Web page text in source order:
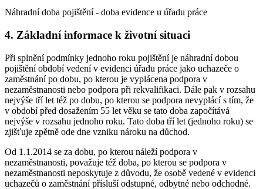
Náhradní doba pojištění - doba evidence u úřadu práce
4. Základní informace k životní situaci
Při splnění podmínky jednoho roku pojištění je náhradní dobou
pojištění období vedení v evidenci úřadu práce jako uchazeče o
zaměstnání po dobu, po kterou je vyplácena podpora v
nezaměstnanosti nebo podpora při rekvalifikaci. Dále pak v rozsahu
nejvýše tří let též po dobu, po kterou se podpora nevyplácí s tím, že
v období před dosažením 55 let věku se tato doba započítává
nejvýše v rozsahu jednoho roku. Tato doba tří let (jednoho roku) se
zjišťuje zpětně ode dne vzniku nároku na důchod.
Od 1.1.2014 se za dobu, po kterou náleží podpora v
nezaměstnanosti, považuje též doba, po kterou se podpora v
nezaměstnanosti neposkytuje z důvodu, že osobě vedené v evidenci
uchazečů o zaměstnání přísluší odstupné, odbytné nebo odchodné.